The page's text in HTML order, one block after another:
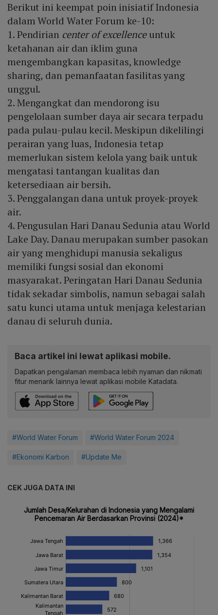
Berikut ini keempat poin inisiatif Indonesia
dalam World Water Forum ke-10:
1. Pendirian center of excellenceuntuk
ketahanan air dan iklim guna
mengembangkan kapasitas, knowledge
sharing, dan pemanfaatan fasilitas yang
unggul.
2. Mengangkat dan mendorong isu
pengelolaan sumber daya air secara terpadu
pada pulau-pulau kecil. Meskipun dikelilingi
perairan yang luas, Indonesia tetap
memerlukan sistem kelola yang baik untuk
mengatasi tantangan kualitas dan
ketersediaan air bersih.
3. Penggalangan dana untuk proyek-proyek
air.
4. Pengusulan Hari Danau Sedunia atau World
Lake Day. Danau merupakan sumber pasokan
air yang menghidupi manusia sekaligus
memiliki fungsi sosial dan ekonomi
masyarakat. Peringatan Hari Danau Sedunia
tidak sekadar simbolis, namun sebagai salah
satu kunci utama untuk menjaga kelestarian
danau di seluruh dunia.
Baca artikel ini lewat aplikasi mobile.
Dapatkan pengalaman membaca lebih nyaman dan nikmati
fitur menarik lainnya lewat aplikasi mobile Katadata.
#World Water Forum #World Water Forum 2024
#Ekonomi Karbon #Update Me
CEK JUGA DATA INI